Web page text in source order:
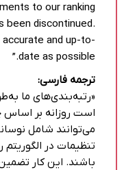
to our ranking
been discontinued.
and up-to-
date as possible.”
ترجمه فارسی:
«رتبه‌بندی‌های ما
است روزانه بر اساس
می‌توانند شامل
تنظیمات در
باشند. این کار